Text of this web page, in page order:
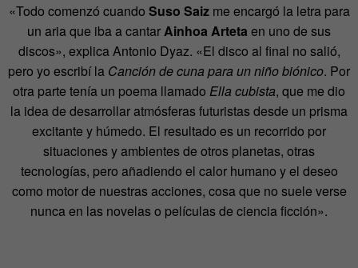
«Todo comenzó cuando Suso Saizme encargó la letra para
un aria que iba a cantarAinhoa Arteta en uno de sus
discos», explica Antonio Dyaz. «El disco al final no salió,
pero yo escribí la Canción de cuna para un niño biónico. Por
otra parte tenía un poema llamado Ella cubista, que me dio
la idea de desarrollar atmósferas futuristas desde un prisma
excitante y húmedo. El resultado es un recorrido por
situaciones y ambientes de otros planetas, otras
tecnologías, pero añadiendo el calor humano y el deseo
como motor de nuestras acciones, cosa que no suele verse
nunca en las novelas o películas de ciencia ficción».